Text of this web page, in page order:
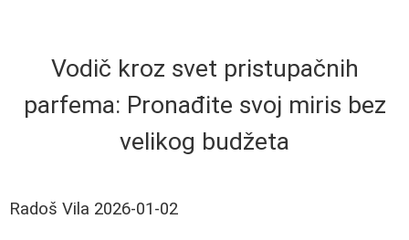
Vodič kroz svet pristupačnih
parfema: Pronađite svoj miris bez
velikog budžeta
Radoš Vila 2026-01-02